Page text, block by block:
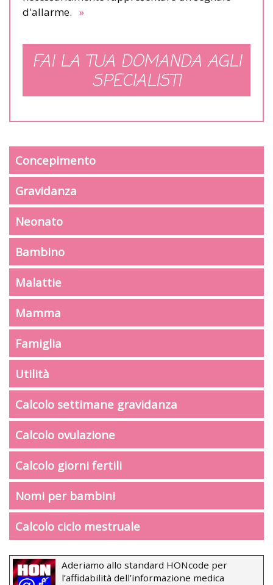
d'allarme. »
FAI LA TUA DOMANDA AGLI
SPECIALISTI
Concepimento
Gravidanza
Neonato
Bambino
Malattie
Mamma
Famiglia
Utilità
Calcolo settimane gravidanza
Calcolo ovulazione
Calcolo giorni fertili
Nomi per bambini
Calcolo ciclo mestruale
Aderiamo allo standard HONcode per
l’affidabilità dell’informazione medica